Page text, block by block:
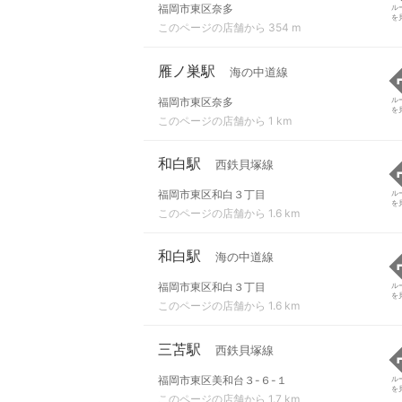
福岡市東区奈多
このページの店舗から 354 m
ル
を
雁ノ巣駅 海の中道線
福岡市東区奈多
このページの店舗から 1 km
ル
を
和白駅 西鉄貝塚線
福岡市東区和白３丁目
このページの店舗から 1.6 km
ル
を
和白駅 海の中道線
福岡市東区和白３丁目
このページの店舗から 1.6 km
ル
を
三苫駅 西鉄貝塚線
福岡市東区美和台３-６-１
このページの店舗から 1.7 km
ル
を